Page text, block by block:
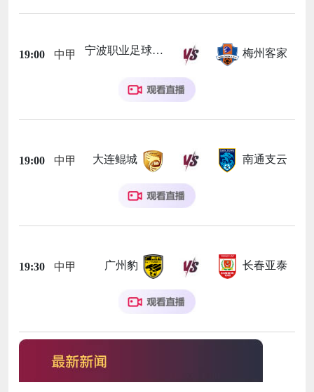
19:00 中甲 宁波职业足球俱乐部 梅州客家
19:00 中甲 大连鲲城 南通支云
19:30 中甲 广州豹 长春亚泰